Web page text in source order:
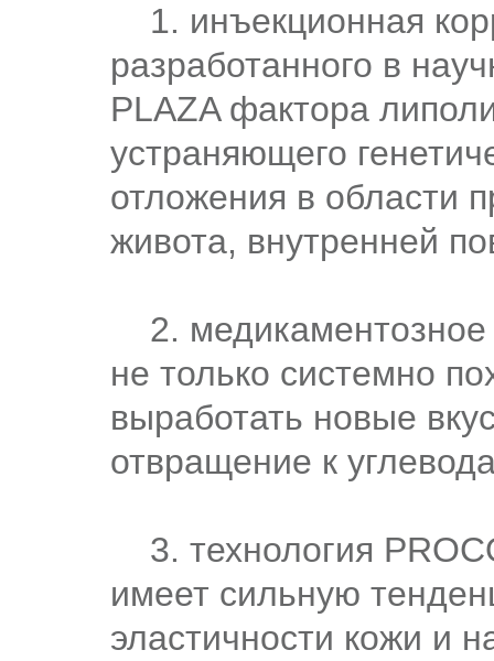
1. инъекционная
разработанного в
PLAZA фактора
устраняющего
отложения в области
живота, внутренней
2. медикаментозное
не только системно
выработать новые
отвращение к
3. технология
имеет сильную
эластичности кожи и